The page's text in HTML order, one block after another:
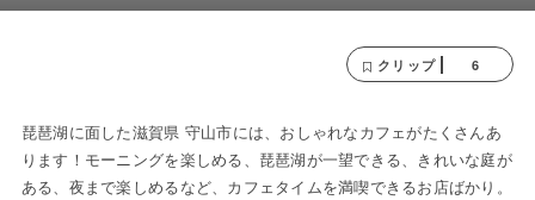
クリップ 6
琵琶湖に面した滋賀県 守山市には、おしゃれなカフェがたくさんあ
ります！モーニングを楽しめる、琵琶湖が一望できる、きれいな庭が
ある、夜まで楽しめるなど、カフェタイムを満喫できるお店ばかり。